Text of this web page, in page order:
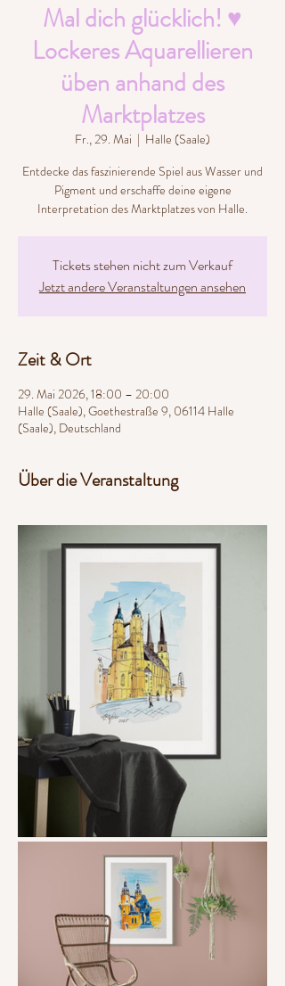
Mal dich glücklich! ♥
Lockeres Aquarellieren
üben anhand des
Marktplatzes
Fr., 29. Mai
  |
Halle (Saale)
Entdecke das faszinierende Spiel aus Wasser und
Pigment und erschaffe deine eigene
Interpretation des Marktplatzes von Halle.
Tickets stehen nicht zum Verkauf
Jetzt andere Veranstaltungen ansehen
Zeit & Ort
29. Mai 2026, 18:00 – 20:00
Halle (Saale), Goethestraße 9, 06114 Halle
(Saale), Deutschland
Über die Veranstaltung